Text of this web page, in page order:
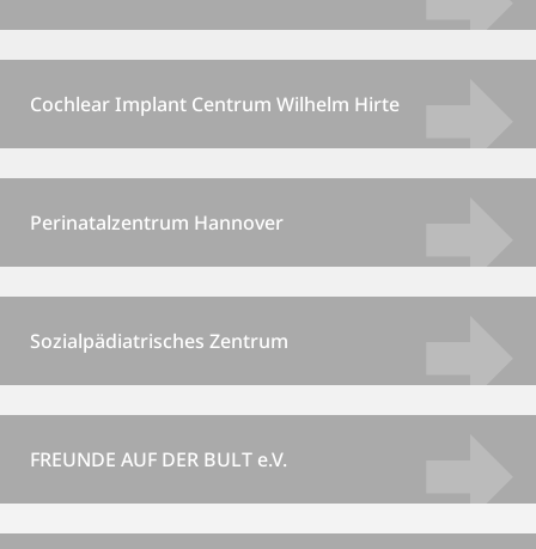
Cochlear Implant Centrum Wilhelm Hirte
Perinatalzentrum Hannover
Sozialpädiatrisches Zentrum
FREUNDE AUF DER BULT e.V.